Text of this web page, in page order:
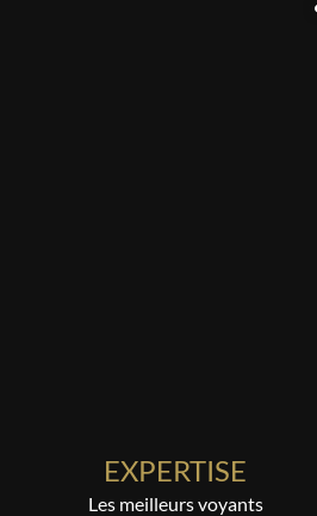
EXPERTISE
Les meilleurs voyants